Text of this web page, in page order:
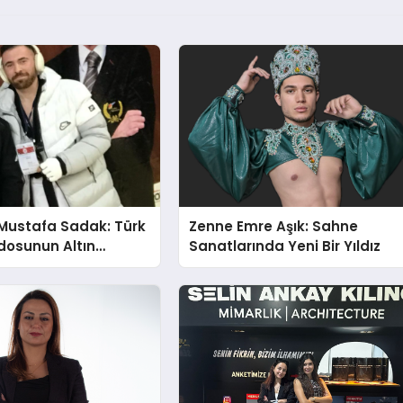
Sadak: Türk
Altın
Zenne Emre Aşık: Sahne
Sanatlarında Yeni Bir Yıldız